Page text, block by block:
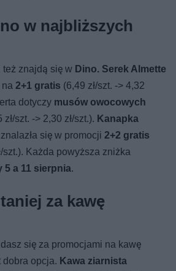
w najbliższych
też znajdą się w Dino. Serek Almette
na2+1 gratis (6,49 zł/szt. -> 4,32
dotyczy musów owocowych
zł/szt. -> 2,30 zł/szt.). Kanapka
znalazła się w promocji2+2 gratis
szt.). Każda powyższa zniżka
5 a 11 sierpnia.
za kawę
się za promocjami na kawę
dobra opcja. Kawa ziarnista